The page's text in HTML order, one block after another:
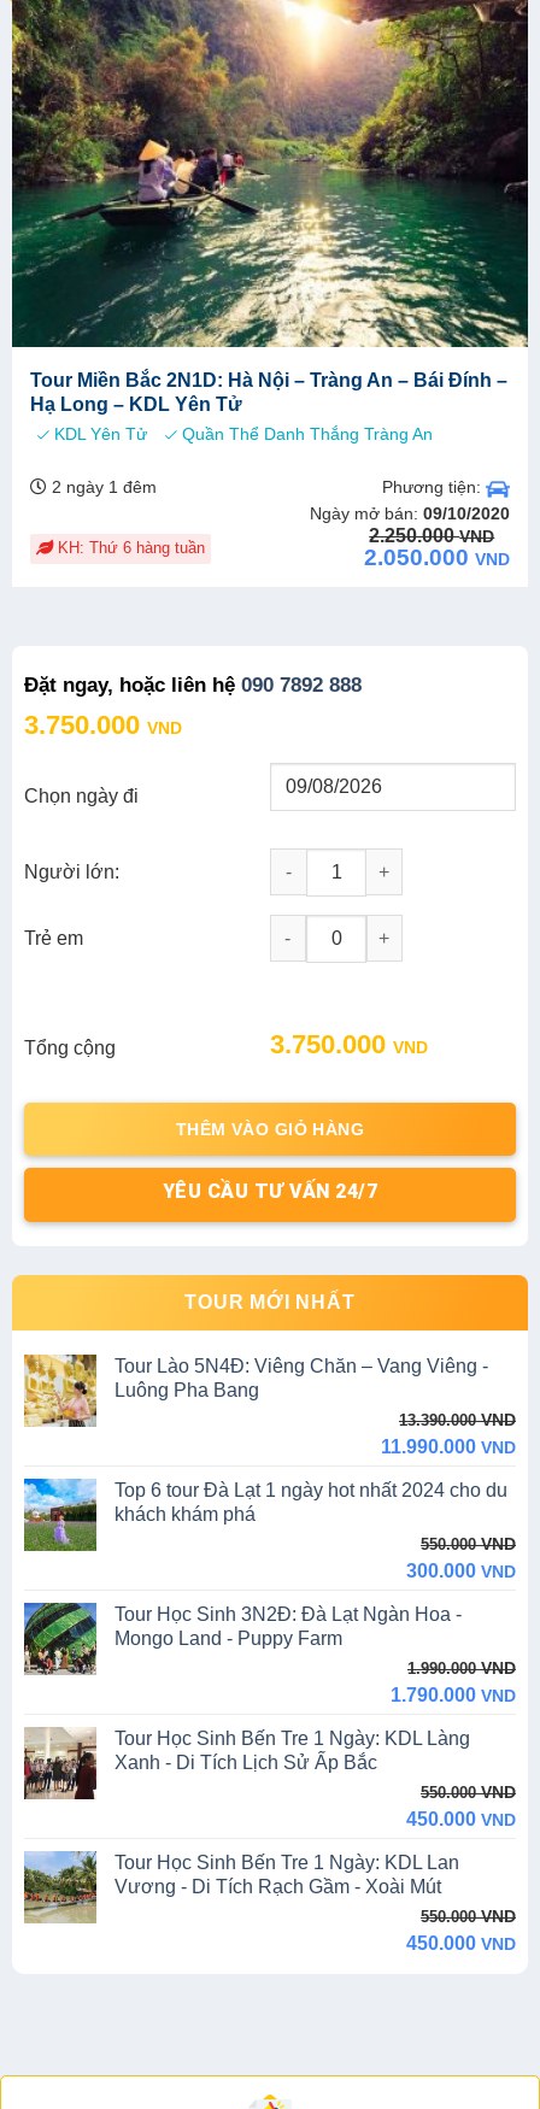
Đặt ngay, hoặc liên hệ 090 7892 888
3.750.000 VND
Chọn ngày đi
Người lớn:
Tour Miền Bắc 4N3D: Hà Nội -
Trẻ em - +
Tổng cộng 3.750.000 VND
THÊM VÀO GIỎ HÀNG
YÊU CẦU TƯ VẤN 24/7
TOUR MỚI NHẤT
Tour Lào 5N4Đ: Viêng Chăn – Vang Viêng -
Luông Pha Bang
13.390.000VND
13.390.000 VND.
11.990.000 VND
11.990.000 VND.
Top 6 tour Đà Lạt 1 ngày hot nhất 2024 cho du
khách khám phá
550.000VND
550.000 VND.
300.000 VND
300.000 VND.
Tour Học Sinh 3N2Đ: Đà Lạt Ngàn Hoa -
Mongo Land - Puppy Farm
1.990.000VND
1.990.000 VND.
1.790.000 VND
1.790.000 VND.
Tour Học Sinh Bến Tre 1 Ngày: KDL Làng
Xanh - Di Tích Lịch Sử Ấp Bắc
550.000VND
550.000 VND.
450.000 VND
450.000 VND.
Tour Học Sinh Bến Tre 1 Ngày: KDL Lan
Vương - Di Tích Rạch Gầm - Xoài Mút
550.000VND
450.000 VND
Tour Miền Bắc 2N1D: Hà Nội – Tràng An – Bái Đính –
Hạ Long – KDL Yên Tử
KDL Yên Tử Quần Thể Danh Thắng Tràng An
2 ngày 1 đêm
Phương tiện:
Ngày mở bán:09/10/2020
KH: Thứ 6 hàng tuần
2.250.000VND
Original
price
was:
2.050.000VND
Current
price
is: